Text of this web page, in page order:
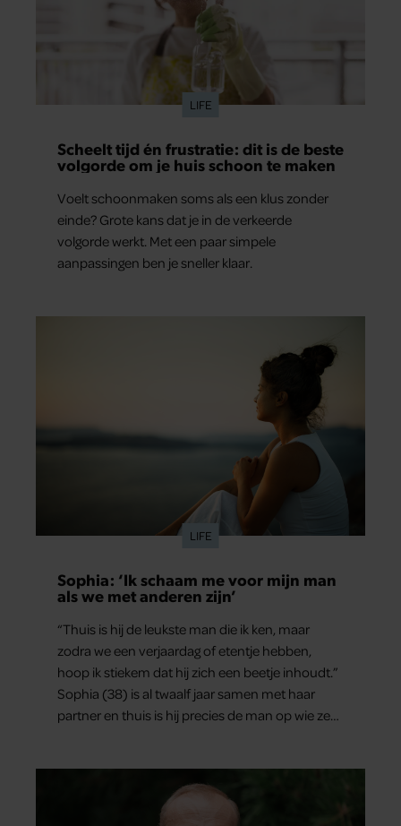
LIFE
Scheelt tijd én frustratie: dit is de beste
volgorde om je huis schoon te maken
Voelt schoonmaken soms als een klus zonder
einde? Grote kans dat je in de verkeerde
volgorde werkt. Met een paar simpele
aanpassingen ben je sneller klaar.
LIFE
Sophia: ‘Ik schaam me voor mijn man
als we met anderen zijn’
“Thuis is hij de leukste man die ik ken, maar
zodra we een verjaardag of etentje hebben,
hoop ik stiekem dat hij zich een beetje inhoudt.”
Sophia (38) is al twaalf jaar samen met haar
partner en thuis is hij precies de man op wie ze
ze samen onder de mensen zijn.